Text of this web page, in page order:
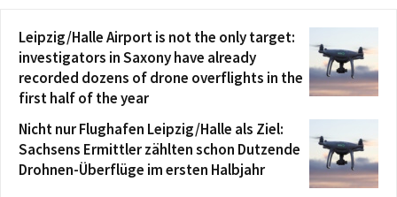
Leipzig/Halle Airport is not the only target:
investigators in Saxony have already
recorded dozens of drone overflights in the
first half of the year
Nicht nur Flughafen Leipzig/Halle als Ziel:
Sachsens Ermittler zählten schon Dutzende
Drohnen-Überflüge im ersten Halbjahr